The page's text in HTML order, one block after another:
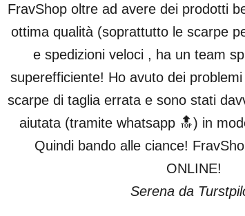
FravShop oltre ad avere dei prodotti
ottima qualità (soprattutto le scarpe
e spedizioni veloci , ha un team
superefficiente! Ho avuto dei
scarpe di taglia errata e sono stati
aiutata (tramite whatsapp 🔝) in
Quindi bando alle ciance!
ONLINE!
Serena da